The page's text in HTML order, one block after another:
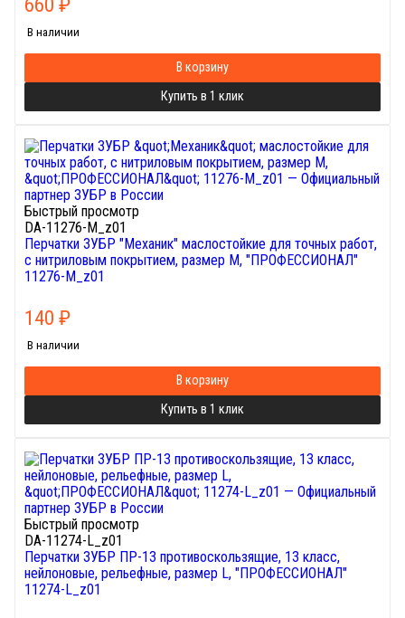
В наличии
В корзину
Купить в 1 клик
Быстрый просмотр
DA-11276-M_z01
Перчатки ЗУБР "Механик" маслостойкие для точных работ,
с нитриловым покрытием, размер M, "ПРОФЕССИОНАЛ"
11276-M_z01
140 ₽
В наличии
В корзину
Купить в 1 клик
Быстрый просмотр
DA-11274-L_z01
Перчатки ЗУБР ПР-13 противоскользящие, 13 класс,
нейлоновые, рельефные, размер L, "ПРОФЕССИОНАЛ"
11274-L_z01